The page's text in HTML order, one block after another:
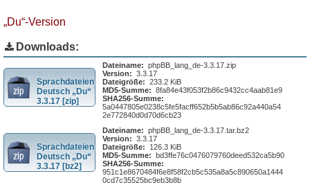
„Du“-Version
Downloads:
Sprachdateien
Deutsch „Du“
3.3.17 [zip]
Dateiname: phpBB_lang_de-3.3.17.zip
Version: 3.3.17
Dateigröße: 233.2 KiB
MD5-Summe: 8fa84e43f053f2b86c9432cc4aab81e9
SHA256-Summe:
5a0447805e0238c5fe5facff652b5b5ab86c92a440a54
2e772840d0d70d6cb23
Sprachdateien
Deutsch „Du“
3.3.17 [bz2]
Dateiname: phpBB_lang_de-3.3.17.tar.bz2
Version: 3.3.17
Dateigröße:
126.3 KiB
MD5-Summe: bd3ffe76c0476079760deed532ca5b90
SHA256-Summe:
951c1e8670484f6e8f58f2cb5c535a8a5c890650a1444
0cd7c35525bc9eb3b8b